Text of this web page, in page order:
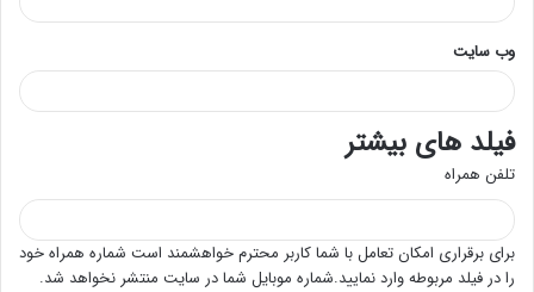
وب‌ سایت
فیلد های بیشتر
تلفن همراه
برای برقراری امکان تعامل با شما کاربر محترم خواهشمند است شماره همراه خود
را در فیلد مربوطه وارد نمایید.شماره موبایل شما در سایت منتشر نخواهد شد.